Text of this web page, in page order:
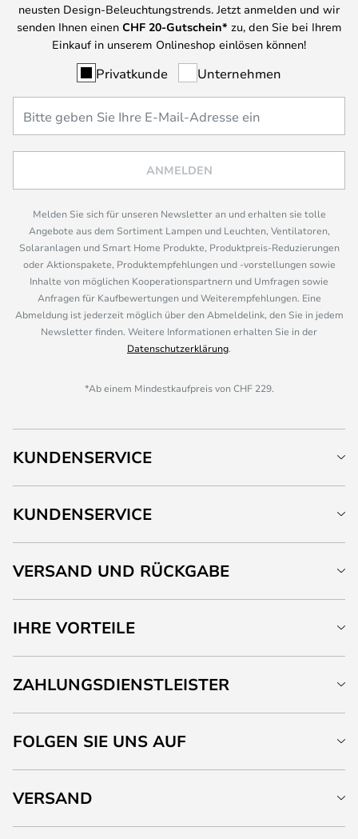
neusten Design-Beleuchtungstrends. Jetzt anmelden und wir
senden Ihnen einen CHF 20-Gutschein* zu, den Sie bei Ihrem
Einkauf in unserem Onlineshop einlösen können!
Privatkunde Unternehmen
ANMELDEN
Melden Sie sich für unseren Newsletter an und erhalten sie tolle
Angebote aus dem Sortiment Lampen und Leuchten, Ventilatoren,
Solaranlagen und Smart Home Produkte, Produktpreis-Reduzierungen
oder Aktionspakete, Produktempfehlungen und -vorstellungen sowie
Inhalte von möglichen Kooperationspartnern und Umfragen sowie
Anfragen für Kaufbewertungen und Weiterempfehlungen. Eine
Abmeldung ist jederzeit möglich über den Abmeldelink, den Sie in jedem
Newsletter finden. Weitere Informationen erhalten Sie in der
Datenschutzerklärung.
*Ab einem Mindestkaufpreis von CHF 229.
KUNDENSERVICE
KUNDENSERVICE
VERSAND UND RÜCKGABE
IHRE VORTEILE
ZAHLUNGSDIENSTLEISTER
FOLGEN SIE UNS AUF
VERSAND